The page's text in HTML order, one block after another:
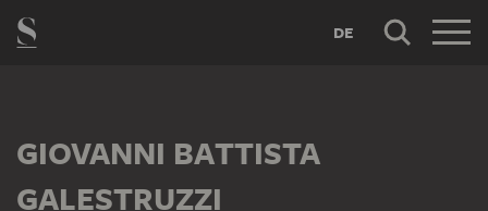
DE
GIOVANNI BATTISTA
GALESTRUZZI